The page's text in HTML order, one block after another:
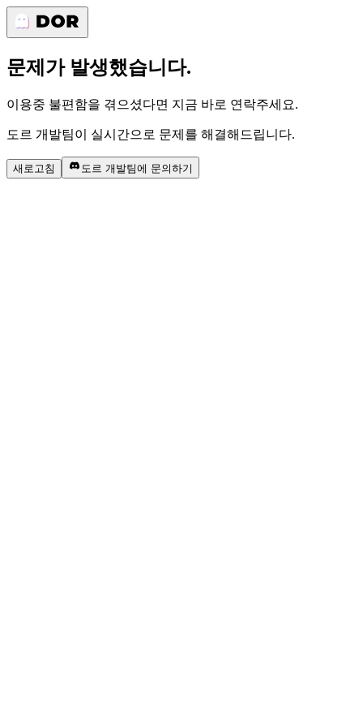
문제가 발생했습니다.
이용중 불편함을 겪으셨다면 지금 바로 연락주세요.
도르 개발팀이 실시간으로 문제를 해결해드립니다.
새로고침 도르 개발팀에 문의하기